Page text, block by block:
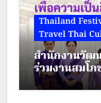
Thailand
Travel Thai
สำนักงานวัฒ
ร่วมงานสมโ
มงคล ประจำ
– 30 สิงหาคม